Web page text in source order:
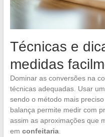
Técnicas e
medidas
Dominar as conversões na
técnicas adequadas. Usar
sendo o método mais
balança permite medir com
assim as aproximações que
em confeitaria.